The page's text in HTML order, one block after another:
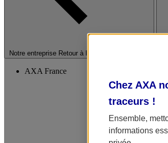
Notre entreprise Retour à la section précédente
AXA France
Chez AXA
traceurs !
Ensemble,
informations